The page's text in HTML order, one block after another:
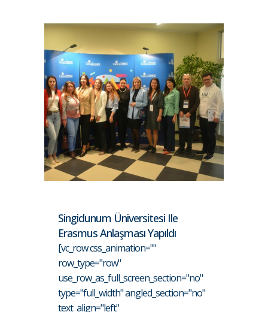
Singidunum Üniversitesi Ile
Erasmus Anlaşması Yapıldı
[vc_row css_animation=""
row_type="row"
use_row_as_full_screen_section="no"
type="full_width" angled_section="no"
text_align="left"